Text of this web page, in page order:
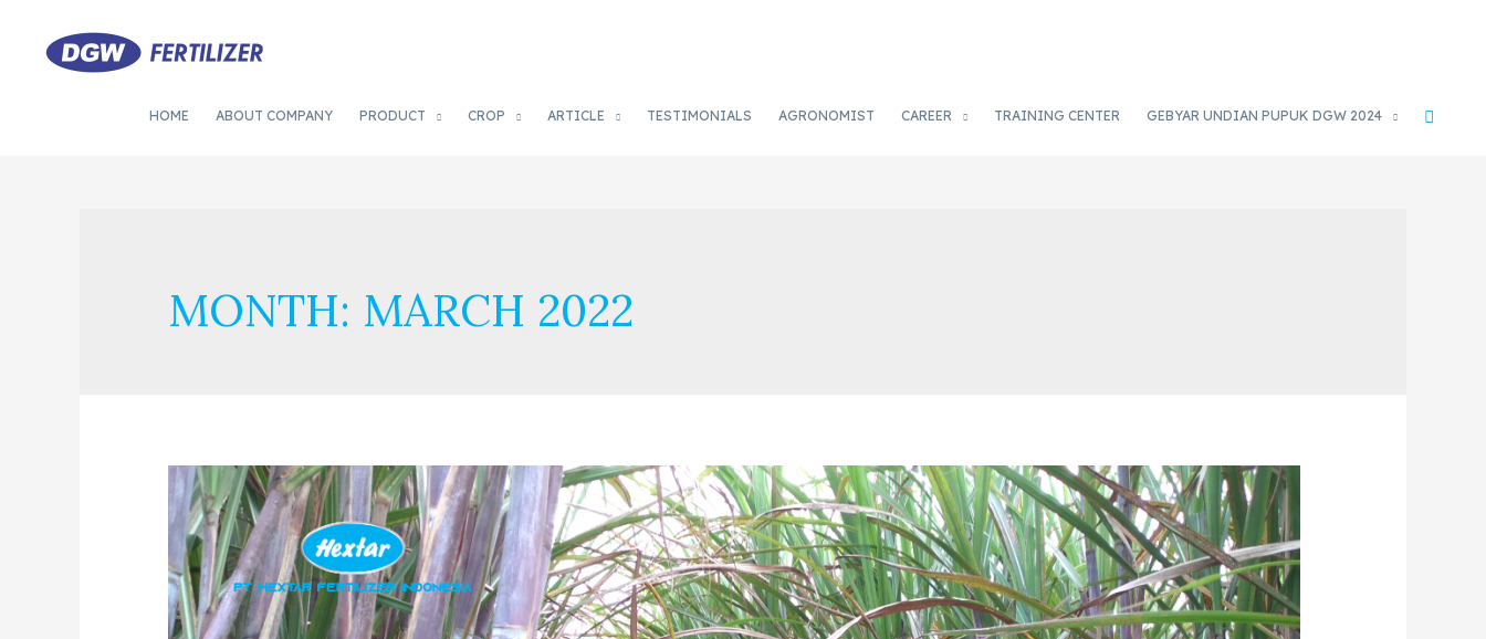
HOME ABOUT COMPANY PRODUCT CROP ARTICLE TESTIMONIALS AGRONOMIST CAREER TRAINING CENTER GEBYAR UNDIAN PUPUK DGW 2024
MONTH: MARCH 2022